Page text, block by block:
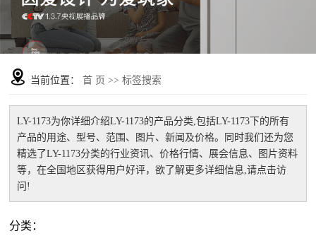
当前位置： 首 页 >> 标签搜索
LY-1173为你详细介绍LY-1173的产品分类,包括LY-1173 下的所有
产品的用途、型号、范围、图片、新闻及价格。同时我们还为您
精选了LY-1173分类的行业资讯、价格行情、展会信息、图片资料
等，在全国地区获得用户好评，欲了解更多详细信息,请点击访
问!
分类：